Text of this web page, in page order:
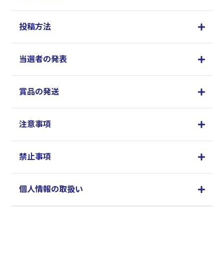
投稿方法
当選者の発表
賞品の発送
注意事項
禁止事項
個人情報の取扱い